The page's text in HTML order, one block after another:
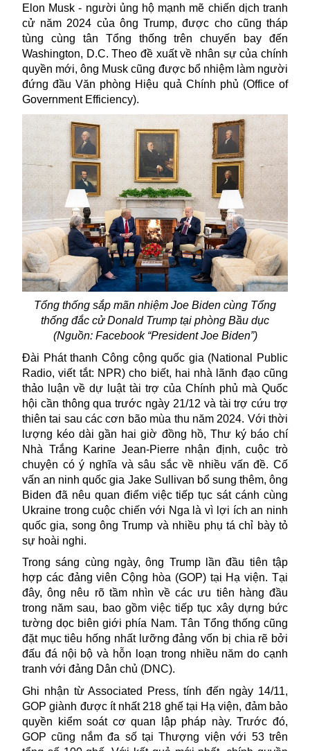
Elon Musk - người ủng hộ mạnh mẽ chiến dịch tranh
cử năm 2024 của ông Trump, được cho cũng tháp
tùng cùng tân Tổng thống trên chuyến bay đến
Washington, D.C. Theo đề xuất về nhân sự của chính
quyền mới, ông Musk cũng được bổ nhiệm làm người
đứng đầu Văn phòng Hiệu quả Chính phủ (Office of
Government Efficiency).
Tổng thống sắp mãn nhiệm Joe Biden cùng Tổng
thống đắc cử Donald Trump tại phòng Bầu dục
(Nguồn: Facebook “President Joe Biden”)
Đài Phát thanh Công cộng quốc gia (National Public
Radio, viết tắt: NPR) cho biết, hai nhà lãnh đạo cũng
thảo luận về dự luật tài trợ của Chính phủ mà Quốc
hội cần thông qua trước ngày 21/12 và tài trợ cứu trợ
thiên tai sau các cơn bão mùa thu năm 2024. Với thời
lượng kéo dài gần hai giờ đồng hồ, Thư ký báo chí
Nhà Trắng Karine Jean-Pierre nhận định, cuộc trò
chuyện có ý nghĩa và sâu sắc về nhiều vấn đề. Cố
vấn an ninh quốc gia Jake Sullivan bổ sung thêm, ông
Biden đã nêu quan điểm việc tiếp tục sát cánh cùng
Ukraine trong cuộc chiến với Nga là vì lợi ích an ninh
quốc gia, song ông Trump và nhiều phụ tá chỉ bày tỏ
sự hoài nghi.
Trong sáng cùng ngày, ông Trump lần đầu tiên tập
hợp các đảng viên Cộng hòa (GOP) tại Hạ viện. Tại
đây, ông nêu rõ tầm nhìn về các ưu tiên hàng đầu
trong năm sau, bao gồm việc tiếp tục xây dựng bức
tường dọc biên giới phía Nam. Tân Tổng thống cũng
đặt mục tiêu hống nhất lưỡng đảng vốn bị chia rẽ bởi
đấu đá nội bộ và hỗn loạn trong nhiều năm do cạnh
tranh với đảng Dân chủ (DNC).
Ghi nhận từ Associated Press, tính đến ngày 14/11,
GOP giành được ít nhất 218 ghế tại Hạ viện, đảm bảo
quyền kiểm soát cơ quan lập pháp này. Trước đó,
GOP cũng nắm đa số tại Thượng viện với 53 trên